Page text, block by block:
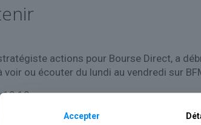
actions pour Bourse Direct, a
ou écouter du lundi au vendredi sur
12:12
Accepter